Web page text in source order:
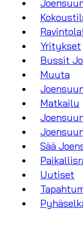
Yritykset
Bussit
Muuta
Matkailu
Sää
Uutiset